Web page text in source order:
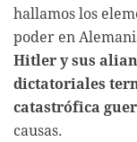
hallamos los
poder en
Hitler y sus
dictatoriales
catastrófica
causas.